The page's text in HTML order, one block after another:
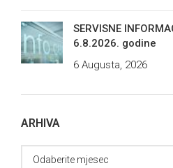
SERVISNE
6.8.2026. godine
6 Augusta, 2026
ARHIVA